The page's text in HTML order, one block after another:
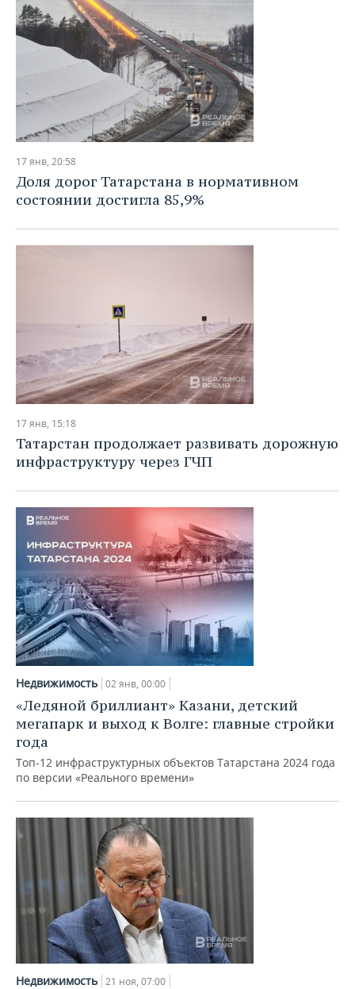
ОТКРЫТАЯ ЛЕКЦИЯ
БАСКЕТБОЛ
ВОЛЕЙБОЛ
КИБЕРСПОРТ
ФИГУРНОЕ КАТАНИЕ
ВОДНЫЕ ВИДЫ СПОРТА
ХОККЕЙ С МЯЧОМ
ИНФРАСТРУКТУРА
ИСТОРИЯ
КУЛЬТУРА
МЕДИЦИНА
ОБРАЗОВАНИЕ
ПРОИСШЕСТВИЯ
СПРАВОЧНИК
СПИСОК ПЕРСОН
СПИСОК КОМПАНИЙ
ПОЛНАЯ ВЕРСИЯ
17 янв, 20:58
Доля дорог Татарстана в нормативном
состоянии достигла 85,9%
17 янв, 15:18
Татарстан продолжает развивать дорожную
инфраструктуру через ГЧП
Недвижимость 02 янв, 00:00
«Ледяной бриллиант» Казани, детский
мегапарк и выход к Волге: главные стройки
года
Топ-12 инфраструктурных объектов Татарстана 2024 года
по версии «Реального времени»
Недвижимость 21 ноя, 07:00